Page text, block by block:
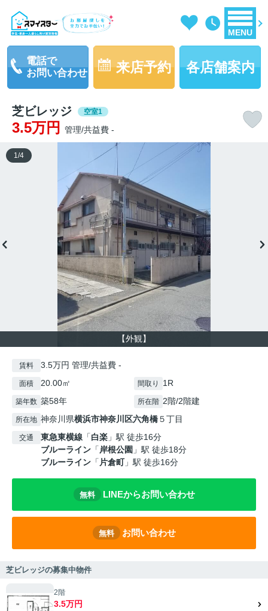
MENU
電話で
お問い合わせ
来店予約 各店舗案内
芝ビレッジ 空室1
3.5万円 管理/共益費 -
【外観】
1/4
賃料 3.5万円 管理/共益費 -
面積 20.00㎡ 間取り 1R
築年数 築58年 所在階 2階/2階建
所在地 神奈川県横浜市神奈川区六角橋５丁目
交通 東急東横線 「白楽 」駅 徒歩16分
ブルーライン 「岸根公園 」駅 徒歩18分
ブルーライン 「片倉町」駅 徒歩16分
無料 LINEからお問い合わせ
無料 お問い合わせ
芝ビレッジの募集中物件
2階
3.5万円